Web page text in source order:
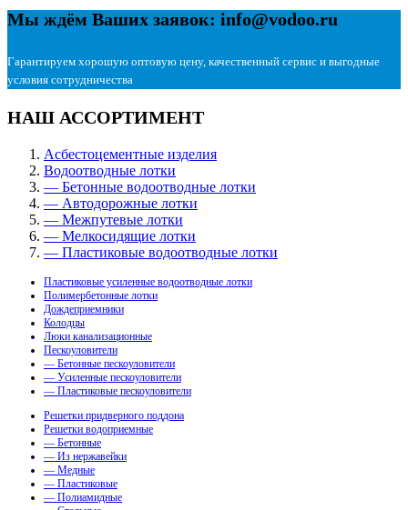
Мы ждём Ваших заявок: info@vodoo.ru
Гарантируем хорошую оптовую цену, качественный сервис и выгодные
условия сотрудничества
НАШ АССОРТИМЕНТ
Асбестоцементные изделия
Водоотводные лотки
— Бетонные водоотводные лотки
— Автодорожные лотки
— Межпутевые лотки
— Мелкосидящие лотки
— Пластиковые водоотводные лотки
Пластиковые усиленные водоотводные лотки
Полимербетонные лотки
Дождеприемники
Колодцы
Люки канализационные
Пескоуловители
— Бетонные пескоуловители
— Усиленные пескоуловители
— Пластиковые пескоуловители
Решетки придверного поддона
Решетки водоприемные
— Бетонные
— Из нержавейки
— Медные
— Пластиковые
— Полиамидные